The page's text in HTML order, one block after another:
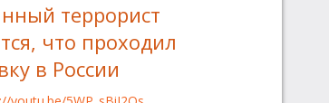
террорист
что проходил
в России